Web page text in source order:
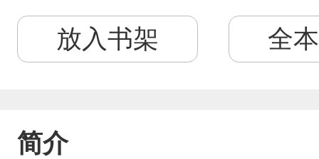
放入书架 全
简介